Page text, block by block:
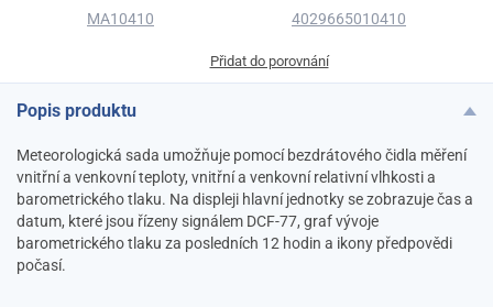
MA10410 4029665010410
Přidat do porovnání
Popis produktu
Meteorologická sada umožňuje pomocí bezdrátového čidla měření
vnitřní a venkovní teploty, vnitřní a venkovní relativní vlhkosti a
barometrického tlaku. Na displeji hlavní jednotky se zobrazuje čas a
datum, které jsou řízeny signálem DCF-77, graf vývoje
barometrického tlaku za posledních 12 hodin a ikony předpovědi
počasí.